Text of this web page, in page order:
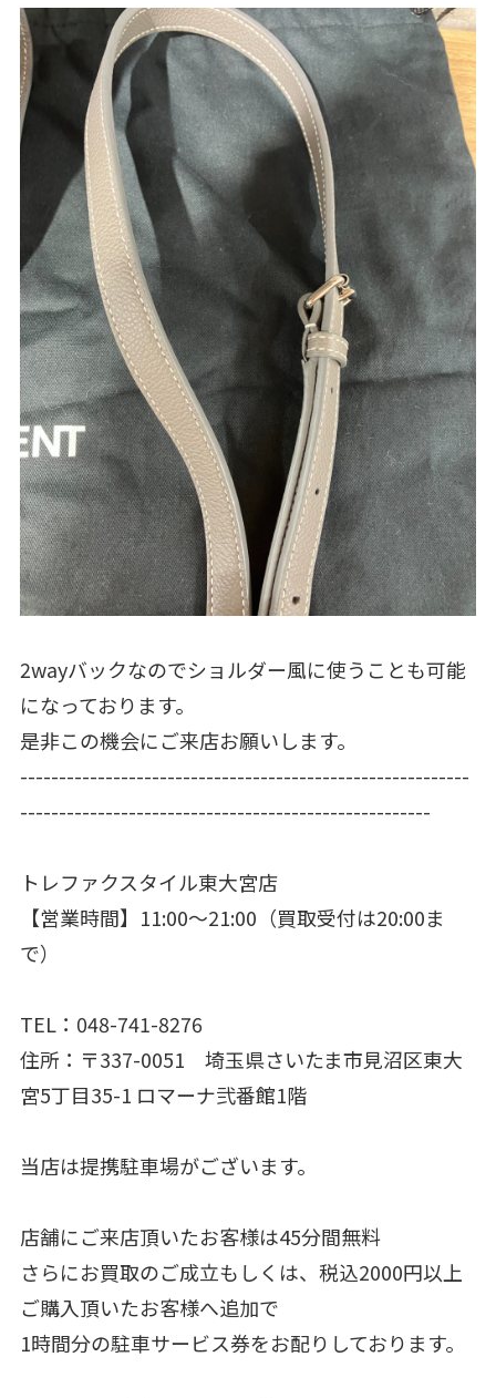
2wayバックなのでショルダー風に使うことも可能
になっております。
是非この機会にご来店お願いします。
----------------------------------------------------------
-----------------------------------------------------
トレファクスタイル東大宮店
【営業時間】11:00～21:00（買取受付は20:00ま
で）
TEL：048-741-8276
住所：〒337-0051 埼玉県さいたま市見沼区東大
宮5丁目35-1 ロマーナ弐番館1階
当店は提携駐車場がございます。
店舗にご来店頂いたお客様は45分間無料
さらにお買取のご成立もしくは、税込2000円以上
ご購入頂いたお客様へ追加で
1時間分の駐車サービス券をお配りしております。